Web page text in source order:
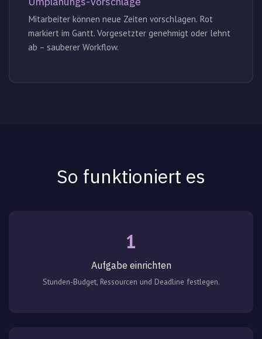
Mitarbeiter können neue Zeiten vorschlagen. Rot
markiert im Gantt. Vorgesetzter genehmigt oder lehnt
ab – sauberer Workflow.
So funktioniert es
1
Aufgabe einrichten
Stunden-Budget, Ressourcen und Deadline festlegen.